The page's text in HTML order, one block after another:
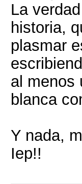
La
historia,
plasmar
al menos
blanca
Y nada,
Iep!!